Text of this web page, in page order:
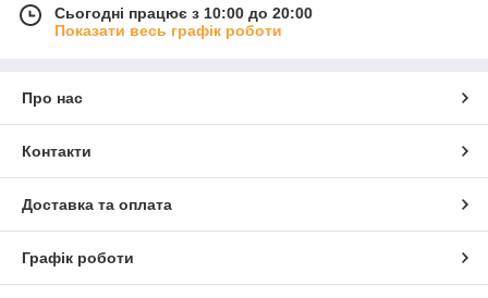
Сьогодні працює з 10:00 до 20:00
Показати весь графік роботи
Про нас
Контакти
Доставка та оплата
Графік роботи